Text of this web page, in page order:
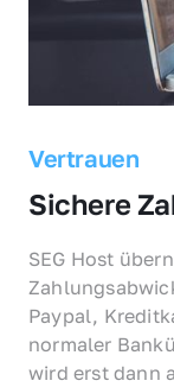
Vertrauen
Sichere
SEG Host
Paypal,
normaler
wird erst dann